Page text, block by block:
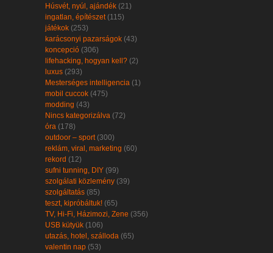
Húsvét, nyúl, ajándék (21)
ingatlan, építészet(115)
játékok (253)
karácsonyi pazarságok (43)
koncepció (306)
lifehacking, hogyan kell? (2)
luxus (293)
Mesterséges intelligencia (1)
mobil cuccok (475)
modding (43)
Nincs kategorizálva (72)
óra (178)
outdoor – sport(300)
reklám, viral, marketing (60)
rekord (12)
sufni tunning, DIY (99)
szolgálati közlemény (39)
szolgáltatás (85)
teszt, kipróbáltuk! (65)
TV, Hi-Fi, Házimozi, Zene (356)
USB kütyük (106)
utazás, hotel, szálloda (65)
valentin nap (53)